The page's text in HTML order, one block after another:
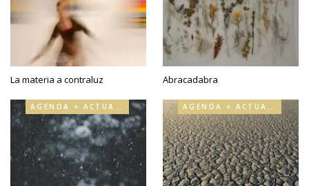
La materia a contraluz Abracadabra